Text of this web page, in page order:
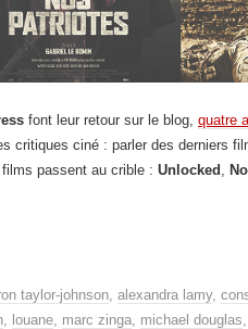
font leur retour sur le blog, quatre
critiques ciné : parler des derniers
passent au crible : Unlocked
taylor-johnson alexandra lamy,
louane marc zinga michael douglas